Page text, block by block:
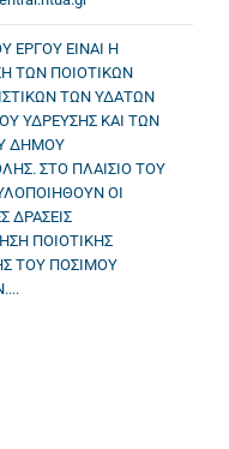
ΕΡΓΟΥ ΕΙΝΑΙ Η
ΤΩΝ ΠΟΙΟΤΙΚΩΝ
ΤΩΝ ΥΔΑΤΩΝ
ΥΔΡΕΥΣΗΣ ΚΑΙ ΤΩΝ
ΔΗΜΟΥ
ΣΤΟ ΠΛΑΙΣΙΟ ΤΟΥ
ΟΙ
ΔΡΑΣΕΙΣ
ΠΟΙΟΤΙΚΗΣ
ΤΟΥ ΠΟΣΙΜΟΥ